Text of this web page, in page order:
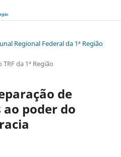
Regional Federal da 1ª Região
da 1ª Região
de
poder do